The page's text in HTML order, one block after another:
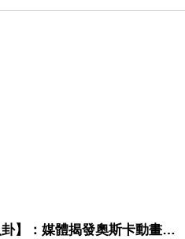
【電影圈八卦】：媒體揭發奧斯卡動畫項目投票醜聞！好萊塢為什麼看不起動畫電影？